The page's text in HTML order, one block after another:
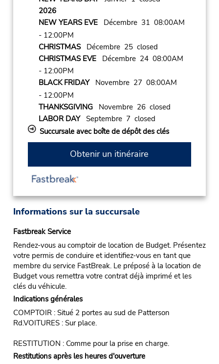
2026
NEW YEARS EVEDécembre 31 08:00AM
- 12:00PM
CHRISTMASDécembre 25 closed
CHRISTMAS EVEDécembre 24 08:00AM
- 12:00PM
BLACK FRIDAYNovembre 27 08:00AM
- 12:00PM
THANKSGIVINGNovembre 26 closed
LABOR DAYSeptembre 7 closed
Succursale avec boîte de dépôt des clés
Obtenir un itinéraire
Informations sur la succursale
Fastbreak Service
Rendez-vous au comptoir de location de Budget. Présentez
votre permis de conduire et identifiez-vous en tant que
membre du service FastBreak. Le préposé à la location de
Budget vous remettra votre contrat déjà imprimé et les
clés du véhicule.
Indications générales
COMPTOIR : Situé 2 portes au sud de Patterson
Rd.VOITURES : Sur place.
RESTITUTION : Comme pour la prise en charge.
Restitutions après les heures d'ouverture